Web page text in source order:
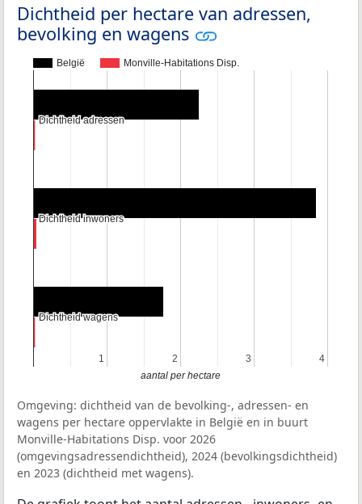
Dichtheid per hectare van adressen,
bevolking en wagens
België Monville-Habitations Disp.
1
1 2
2 3
3 4
4
Dichtheid adressen
Dichtheid adressen
Dichtheid inwoners
Dichtheid inwoners
Dichtheid wagens
Dichtheid wagens
aantal per hectare
Omgeving: dichtheid van de bevolking-, adressen- en
wagens per hectare oppervlakte in België en in buurt
Monville-Habitations Disp. voor 2026
(omgevingsadressendichtheid), 2024 (bevolkingsdichtheid)
en 2023 (dichtheid met wagens).